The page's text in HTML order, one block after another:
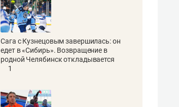
Сага с Кузнецовым завершилась: он
едет в «Сибирь». Возвращение в
родной Челябинск откладывается
1